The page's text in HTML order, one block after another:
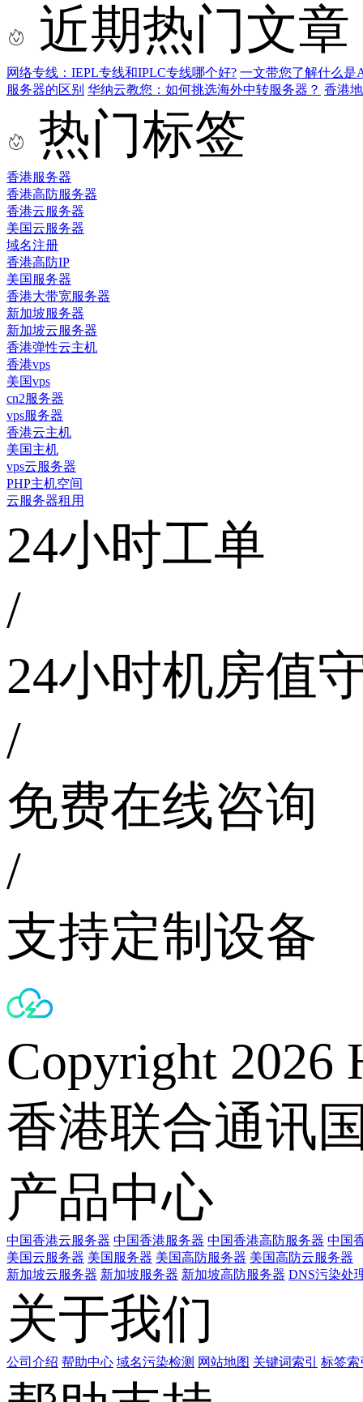
近期热门文章
网络专线：IEPL专线和IPLC专线哪个好? 一文带您了解什么是
服务器的区别 华纳云教您：如何挑选海外中转服务器？ 香港
热门标签
香港服务器
香港高防服务器
香港云服务器
美国云服务器
域名注册
香港高防IP
美国服务器
香港大带宽服务器
新加坡服务器
新加坡云服务器
香港弹性云主机
香港vps
美国vps
cn2服务器
vps服务器
香港云主机
美国主机
vps云服务器
PHP主机空间
云服务器租用
24小时工单
/
24小时机房值
/
免费在线咨询
/
支持定制设备
Copyright 2026
香港联合通讯
产品中心
中国香港云服务器 中国香港服务器 中国香港高防服务器 中国
美国云服务器 美国服务器 美国高防服务器 美国高防云服务器
新加坡云服务器 新加坡服务器 新加坡高防服务器 DNS污染处
关于我们
公司介绍 帮助中心 域名污染检测 网站地图 关键词索引 标签索